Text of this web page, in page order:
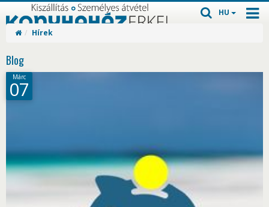
HU
Hírek
Blog
Márc
07